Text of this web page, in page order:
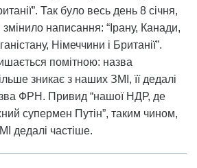
Так було весь день 8 січня,
написання: “Ірану, Канади,
Німеччини і Британії”.
помітною: назва
зникає з наших ЗМІ, її дедалі
ФРН. Привид “нашої НДР, де
супермен Путін”, таким чином,
дедалі частіше.